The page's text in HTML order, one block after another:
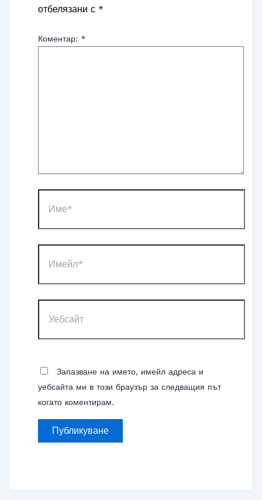
отбелязани с *
Коментар: *
Запазване на името, имейл адреса и
уебсайта ми в този браузър за следващия път
когато коментирам.